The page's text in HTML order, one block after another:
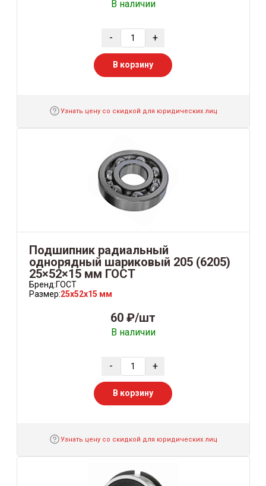
В наличии
- +
В корзину
Узнать цену со скидкой для юридических лиц
Подшипник радиальный
однорядный шариковый 205 (6205)
25×52×15 мм ГОСТ
Бренд:ГОСТ
Размер:25x52x15 мм
60 ₽/шт
В наличии
- +
В корзину
Узнать цену со скидкой для юридических лиц